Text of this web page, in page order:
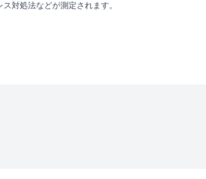
対処法などが測定されます。